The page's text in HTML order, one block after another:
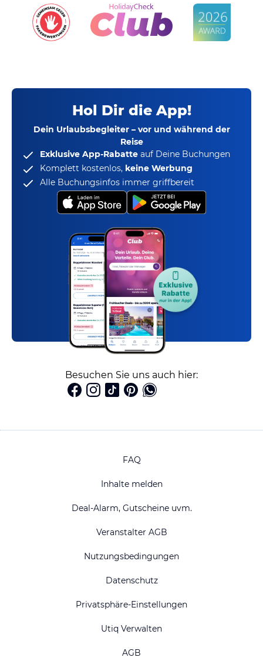
Hol Dir die App!
Dein Urlaubsbegleiter – vor und während der
Reise
Exklusive App-Rabatte auf Deine Buchungen
Komplett kostenlos, keine Werbung
Alle Buchungsinfos immer griffbereit
Besuchen Sie uns auch hier:
FAQ
Inhalte melden
Deal-Alarm, Gutscheine uvm.
Veranstalter AGB
Nutzungsbedingungen
Datenschutz
Privatsphäre-Einstellungen
Utiq Verwalten
AGB